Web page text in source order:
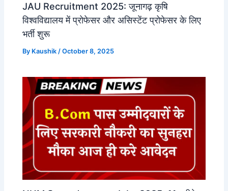
JAU Recruitment 2025: जूनागढ़ कृषि
विश्वविद्यालय में प्रोफेसर और असिस्टेंट प्रोफेसर के लिए
भर्ती शुरू
By Kaushik /October 8, 2025